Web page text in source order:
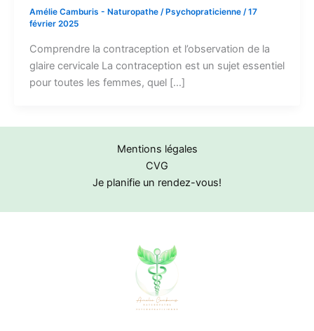
Amélie Camburis - Naturopathe / Psychopraticienne /17
février 2025
Comprendre la contraception et l’observation de la
glaire cervicale La contraception est un sujet essentiel
pour toutes les femmes, quel […]
Mentions légales
CVG
Je planifie un rendez-vous!